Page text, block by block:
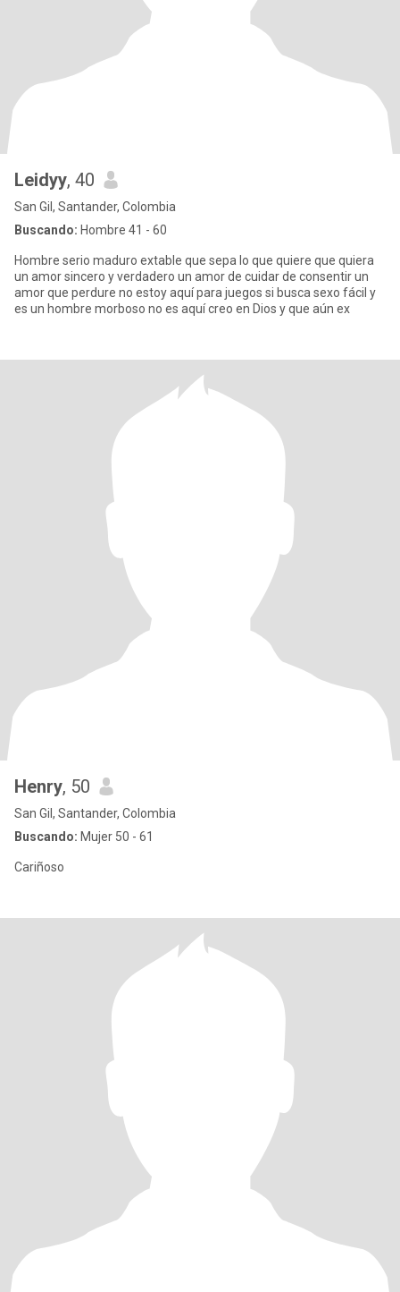
Leidyy, 40
San Gil, Santander, Colombia
Buscando: Hombre 41 - 60
Hombre serio maduro extable que sepa lo que quiere que quiera
un amor sincero y verdadero un amor de cuidar de consentir un
amor que perdure no estoy aquí para juegos si busca sexo fácil y
es un hombre morboso no es aquí creo en Dios y que aún ex
Henry, 50
San Gil, Santander, Colombia
Buscando: Mujer 50 - 61
Cariñoso